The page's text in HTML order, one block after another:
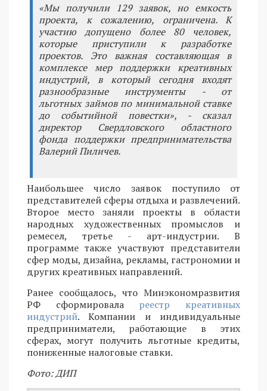
«Мы получили 129 заявок, но емкость
проекта, к сожалению, ограничена. К
участию допущено более 80 человек,
которые приступили к разработке
проектов. Это важная составляющая в
комплексе мер поддержки креативных
индустрий, в который сегодня входят
разнообразные инструменты - от
льготных займов по минимальной ставке
до событийной повестки», - сказал
директор Свердловского областного
фонда поддержки предпринимательства
Валерий Пиличев.
Наибольшее число заявок поступило от
представителей сферы отдыха и развлечений.
Второе место заняли проекты в области
народных художественных промыслов и
ремесел, третье - арт-индустрии. В
программе также участвуют представители
сфер моды, дизайна, рекламы, гастрономии и
других креативных направлений.
Ранее сообщалось, что Минэкономразвития
РФ сформировала реестр креативных
индустрий. Компании и индивидуальные
предприниматели, работающие в этих
сферах, могут получить льготные кредиты,
пониженные налоговые ставки.
Фото: ДИП